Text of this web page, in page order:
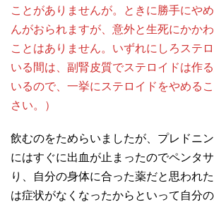
ことがありませんが。ときに勝手にや
んがおられますが、意外と生死にかか
ことはありません。いずれにしろステ
いる間は、副腎皮質でステロイドは作
いるので、一挙にステロイドをやめる
さい。）
飲むのをためらいましたが、プレドニ
にはすぐに出血が止まったのでペンタ
り、自分の身体に合った薬だと思われ
は症状がなくなったからといって自分